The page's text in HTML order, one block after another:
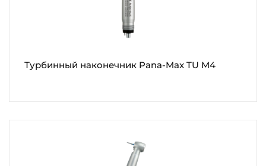
Турбинный наконечник Pana-Max TU M4